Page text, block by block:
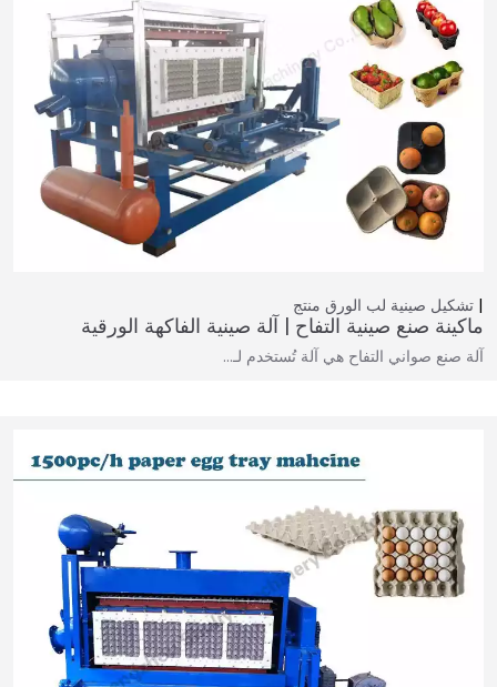
تشكيل صينية لب الورق منتج
ماكينة صنع صينية التفاح | آلة صينية الفاكهة الورقية
آلة صنع صواني التفاح هي آلة تُستخدم لـ…